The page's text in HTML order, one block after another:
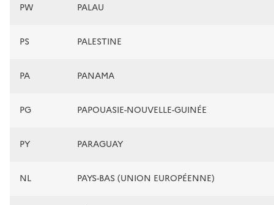
PW PALAU
PS PALESTINE
PA PANAMA
PG PAPOUASIE-NOUVELLE-GUINÉE
PY PARAGUAY
NL PAYS-BAS (UNION EUROPÉENNE)